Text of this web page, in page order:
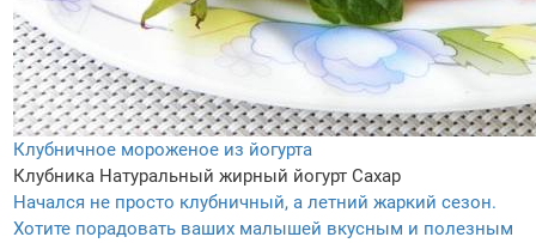
Клубничное мороженое из йогурта
Клубника Натуральный жирный йогурт Сахар
Начался не просто клубничный, а летний жаркий сезон.
Хотите порадовать ваших малышей вкусным и полезным